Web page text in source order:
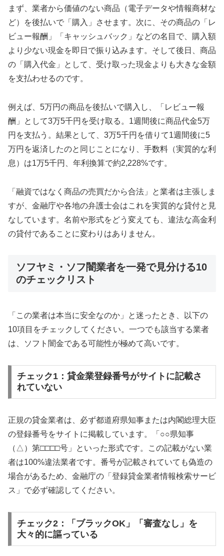
まず、業者から価値のない商品（電子データや情報商材な
ど）を後払いで「購入」させます。次に、その商品の「レ
ビュー報酬」「キャッシュバック」などの名目で、購入額
より少ない現金を即日で振り込みます。そして後日、商品
の「購入代金」として、受け取った現金よりも大きな金額
を支払わせるのです。
例えば、5万円の商品を後払いで購入し、「レビュー報
酬」として3万5千円を受け取る。1週間後に商品代金5万
円を支払う。結果として、3万5千円を借りて1週間後に5
万円を返済したのと同じことになり、手数料（実質的な利
息）は1万5千円、年利換算で約2,228%です。
「融資ではなく商品の売買だから合法」と業者は主張しま
すが、金融庁や各地の弁護士会はこれを実質的な貸付と見
なしています。名前や形式をどう変えても、違法な高金利
の貸付であることに変わりはありません。
ソフヤミ・ソフ闇業者を一発で見分ける10
のチェックリスト
「この業者は本当に安全なのか」と迷ったとき、以下の
10項目をチェックしてください。一つでも該当する業者
は、ソフト闇金である可能性が極めて高いです。
チェック1：貸金業登録番号がサイトに記載さ
れていない
正規の貸金業者は、必ず都道府県知事または内閣総理大臣
の登録番号をサイトに掲載しています。「○○県知事
（△）第□□□□号」といった形式です。この記載がない業
者は100%違法業者です。番号が記載されていても偽造の
場合があるため、金融庁の「登録貸金業者情報検索サービ
ス」で必ず確認してください。
チェック2：「ブラックOK」「審査なし」を
大々的に謳っている